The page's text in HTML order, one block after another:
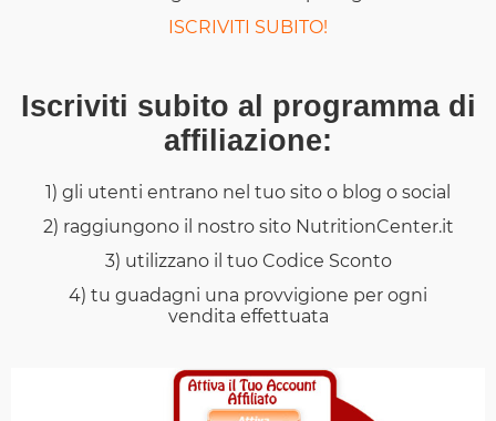
ISCRIVITI SUBITO!
Iscriviti subito al programma di
affiliazione:
1) gli utenti entrano nel tuo sito o blog o social
2) raggiungono il nostro sito NutritionCenter.it
3) utilizzano il tuo Codice Sconto
4) tu guadagni una provvigione per ogni
vendita effettuata